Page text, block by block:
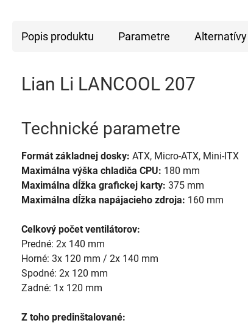
Popis produktu Parametre Alternatívy
Lian Li LANCOOL 207
Technické parametre
Formát základnej dosky: ATX, Micro-ATX, Mini-ITX
Maximálna výška chladiča CPU: 180 mm
Maximálna dĺžka grafickej karty: 375 mm
Maximálna dĺžka napájacieho zdroja: 160 mm
Celkový počet ventilátorov:
Predné: 2x 140 mm
Horné: 3x 120 mm / 2x 140 mm
Spodné: 2x 120 mm
Zadné: 1x 120 mm
Z toho predinštalované: